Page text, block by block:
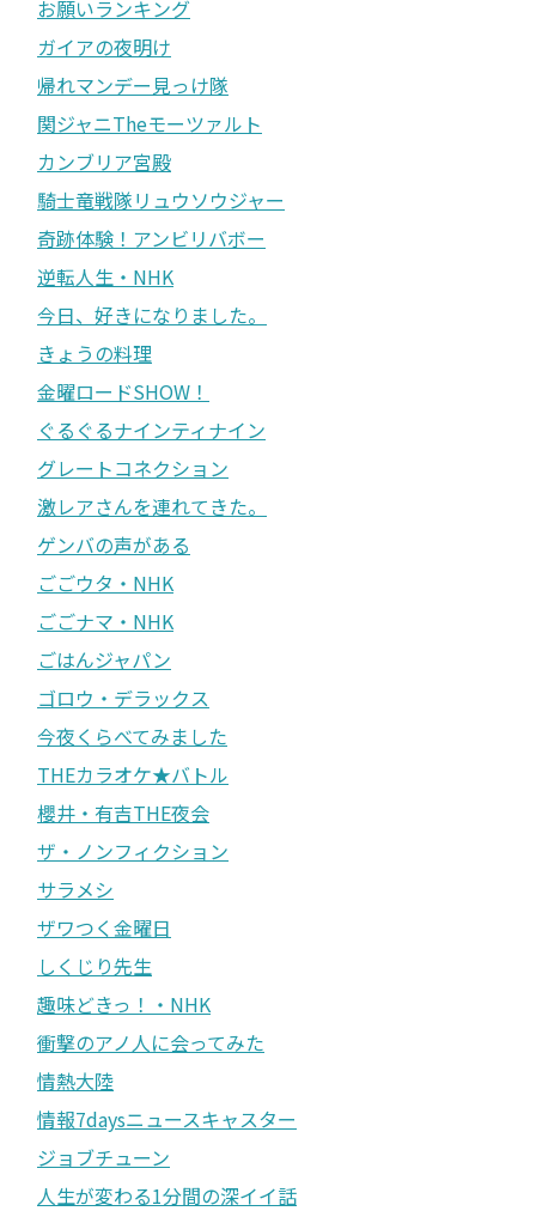
お願いランキング
ガイアの夜明け
帰れマンデー見っけ隊
関ジャニTheモーツァルト
カンブリア宮殿
騎士竜戦隊リュウソウジャー
奇跡体験！アンビリバボー
逆転人生・NHK
今日、好きになりました。
きょうの料理
金曜ロードSHOW！
ぐるぐるナインティナイン
グレートコネクション
激レアさんを連れてきた。
ゲンバの声がある
ごごウタ・NHK
ごごナマ・NHK
ごはんジャパン
ゴロウ・デラックス
今夜くらべてみました
THEカラオケ★バトル
櫻井・有吉THE夜会
ザ・ノンフィクション
サラメシ
ザワつく金曜日
しくじり先生
趣味どきっ！・NHK
衝撃のアノ人に会ってみた
情熱大陸
情報7daysニュースキャスター
ジョブチューン
人生が変わる1分間の深イイ話